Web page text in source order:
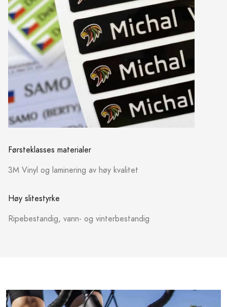
Førsteklasses materialer
3M Vinyl og laminering av høy kvalitet
Høy slitestyrke
Ripebestandig, vann- og vinterbestandig